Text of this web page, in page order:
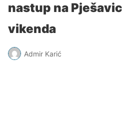
nastup na
vikenda
Admir Karić